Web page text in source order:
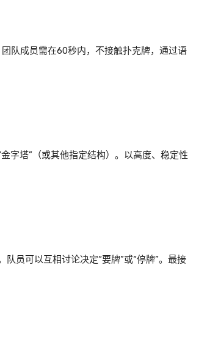
队成员需在60秒内，不接触扑克牌，通过语
字塔”（或其他指定结构）。以高度、稳定性
员可以互相讨论决定“要牌”或“停牌”。最接